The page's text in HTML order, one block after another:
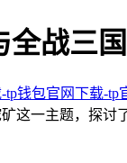
战三
tp钱包官网下载-tp
这一主题，探